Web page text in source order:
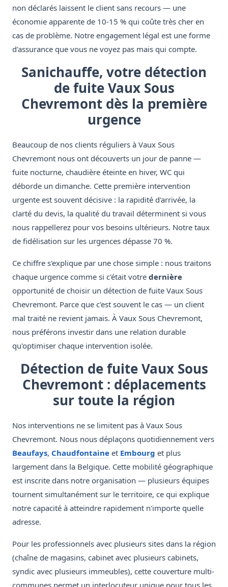
non déclarés laissent le client sans recours — une
économie apparente de 10-15 % qui coûte très cher en
cas de problème. Notre engagement légal est une forme
d'assurance que vous ne voyez pas mais qui compte.
Sanichauffe, votre détection
de fuite Vaux Sous
Chevremont dès la première
urgence
Beaucoup de nos clients réguliers à Vaux Sous
Chevremont nous ont découverts un jour de panne —
fuite nocturne, chaudière éteinte en hiver, WC qui
déborde un dimanche. Cette première intervention
urgente est souvent décisive : la rapidité d'arrivée, la
clarté du devis, la qualité du travail déterminent si vous
nous rappellerez pour vos besoins ultérieurs. Notre taux
de fidélisation sur les urgences dépasse 70 %.
Ce chiffre s'explique par une chose simple : nous traitons
chaque urgence comme si c'était votre dernière
opportunité de choisir un détection de fuite Vaux Sous
Chevremont. Parce que c'est souvent le cas — un client
mal traité ne revient jamais. À Vaux Sous Chevremont,
nous préférons investir dans une relation durable
qu'optimiser chaque intervention isolée.
Détection de fuite Vaux Sous
Chevremont : déplacements
sur toute la région
Nos interventions ne se limitent pas à Vaux Sous
Chevremont. Nous nous déplaçons quotidiennement vers
Beaufays, Chaudfontaine et Embourg et plus
largement dans la Belgique. Cette mobilité géographique
est inscrite dans notre organisation — plusieurs équipes
tournent simultanément sur le territoire, ce qui explique
notre capacité à atteindre rapidement n'importe quelle
adresse.
Pour les professionnels avec plusieurs sites dans la région
(chaîne de magasins, cabinet avec plusieurs cabinets,
syndic avec plusieurs immeubles), cette couverture multi-